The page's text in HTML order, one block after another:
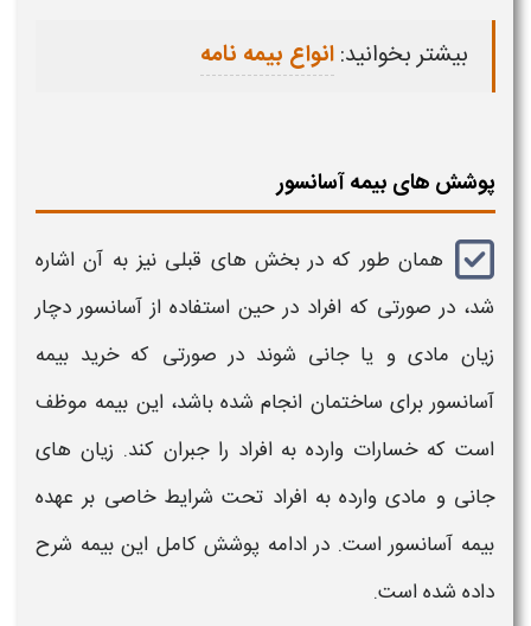
بیشتر بخوانید:انواع بیمه نامه
پوشش های بیمه آسانسور
همان‌ طور که در بخش‌ های قبلی نیز به آن اشاره
شد، در صورتی‌ که افراد در حین استفاده از آسانسوردچار
زیان مادی و یا جانی شوند در صورتی‌ که خرید بیمه
آسانسوربرای ساختمان انجام شده باشد، این بیمه موظف
است که خسارات وارده به افراد را جبران کند. زیان ‌های
جانی و مادی وارده به افراد تحت شرایط خاصی بر عهده
بیمه آسانسوراست. در ادامه پوشش کامل این بیمه شرح‌
داده ‌شده است.